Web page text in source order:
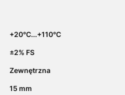
+20°C...+110°C
±2% FS
Zewnętrzna
15 mm